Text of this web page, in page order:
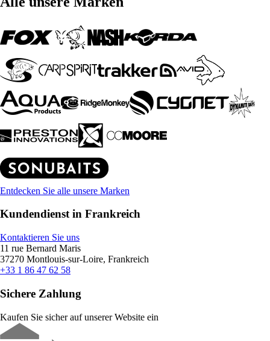
Entdecken Sie alle unsere Marken
Kundendienst in Frankreich
Kontaktieren Sie uns
11 rue Bernard Maris
37270 Montlouis-sur-Loire, Frankreich
+33 1 86 47 62 58
Sichere Zahlung
Kaufen Sie sicher auf unserer Website ein